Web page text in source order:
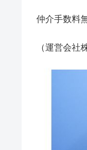
仲介手数料
（運営会社